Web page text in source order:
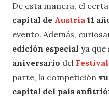
De esta manera, el
capital de Austria 11
evento. Además,
edición especial ya que
aniversario del
parte, la competición
capital del país